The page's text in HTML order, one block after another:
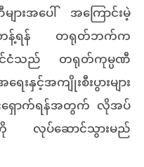
ားအပေါ် အကြောင်းမဲ့
ပ်တန့်ရန် တရုတ်ဘက်က
င်ငံသည် တရုတ်ကုမ္ပဏီ
းနှင့်အကျိုးစီးပွားများ
ရှောက်ရန်အတွက် လိုအပ်
လုပ်ဆောင်သွားမည်